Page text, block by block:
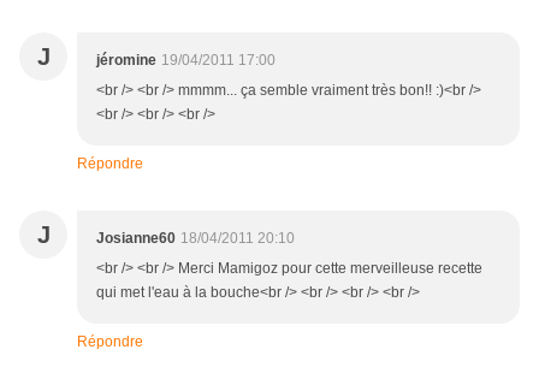
J jéromine 19/04/2011 17:00
<br /> <br /> mmmm... ça semble vraiment très bon!! :)<br />
<br /> <br /> <br />
Répondre
J Josianne60 18/04/2011 20:10
<br /> <br /> Merci Mamigoz pour cette merveilleuse recette
qui met l'eau à la bouche<br /> <br /> <br /> <br />
Répondre